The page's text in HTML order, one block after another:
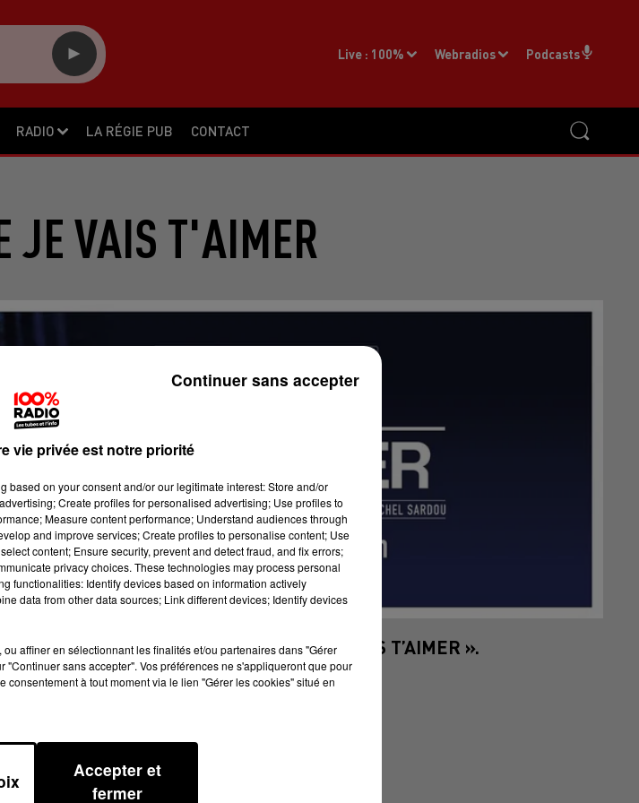
RADIO LA RÉGIE PUB CONTACT
Live : 100% Webradios Podcasts
JE VAIS T'AIMER
LA COMÉDIE MUSICALE « JE VAIS T’AIMER ».
MUSICALE « JE VAIS T’AIMER ».
SUCCÈS DE MICHEL SARDOU.
vie privée est notre priorité
based on your consent and/or our legitimate interest: Store and/or
Create profiles for personalised advertising; Use profiles to
Measure content performance; Understand audiences through
and improve services; Create profiles to personalise content; Use
content; Ensure security, prevent and detect fraud, and fix errors;
privacy choices. These technologies may process personal
functionalities: Identify devices based on information actively
data from other data sources; Link different devices; Identify devices
affiner en sélectionnant les finalités et/ou partenaires dans "Gérer
sans accepter". Vos préférences ne s'appliqueront que pour
consentement à tout moment via le lien "Gérer les cookies" situé en
Accepter et
fermer
Continuer sans accepter